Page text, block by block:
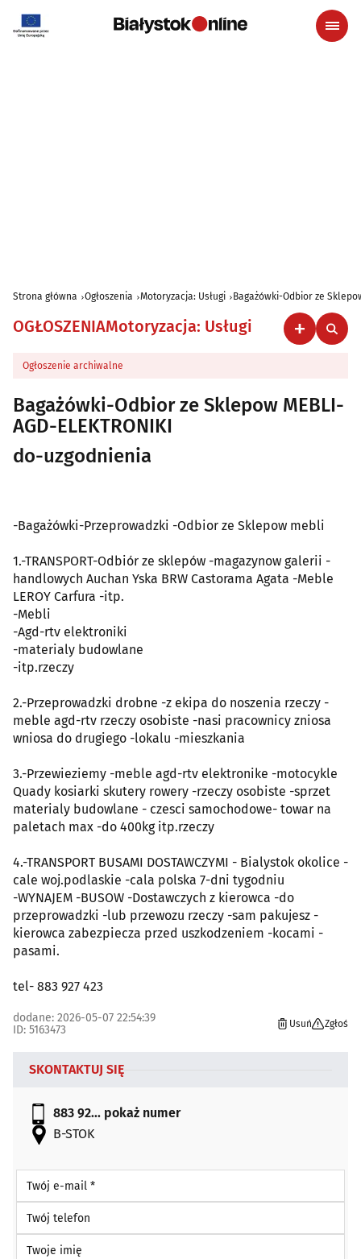
Strona główna Ogłoszenia Motoryzacja: Usługi Bagażówki-Odbior ze
OGŁOSZENIAMotoryzacja: Usługi
Ogłoszenie archiwalne
Bagażówki-Odbior ze Sklepow MEBLI-
AGD-ELEKTRONIKI
do-uzgodnienia
-Bagażówki-Przeprowadzki -Odbior ze Sklepow mebli
1.-TRANSPORT-Odbiór ze sklepów -magazynow galerii -
handlowych Auchan Yska BRW Castorama Agata -Meble
LEROY Carfura -itp.
-Mebli
-Agd-rtv elektroniki
-materialy budowlane
-itp.rzeczy
2.-Przeprowadzki drobne -z ekipa do noszenia rzeczy -
meble agd-rtv rzeczy osobiste -nasi pracownicy zniosa
wniosa do drugiego -lokalu -mieszkania
3.-Przewieziemy -meble agd-rtv elektronike -motocykle
Quady kosiarki skutery rowery -rzeczy osobiste -sprzet
materialy budowlane - czesci samochodowe- towar na
paletach max -do 400kg itp.rzeczy
4.-TRANSPORT BUSAMI DOSTAWCZYMI - Bialystok okolice -
cale woj.podlaskie -cala polska 7-dni tygodniu
-WYNAJEM -BUSOW -Dostawczych z kierowca -do
przeprowadzki -lub przewozu rzeczy -sam pakujesz -
kierowca zabezpiecza przed uszkodzeniem -kocami -
pasami.
tel- 883 927 423
dodane: 2026-05-07 22:54:39
ID: 5163473
Usuń Zgłoś
SKONTAKTUJ SIĘ
883 92... pokaż numer
B-STOK